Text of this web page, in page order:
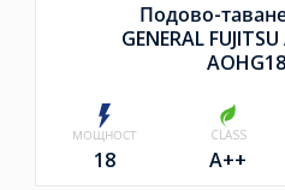
Подово-
GENERAL
МОЩНОСТ
18
CLASS
A++